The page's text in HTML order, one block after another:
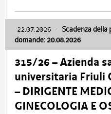
22.07.2026 - Scadenza
domande: 20.08.2026
315/26 – Azienda
universitaria Friuli
– DIRIGENTE
GINECOLOGIA E